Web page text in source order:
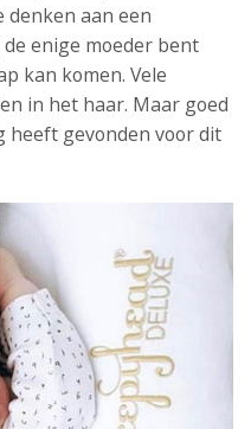
aan een
enige moeder bent
kan komen. Vele
in het haar. Maar goed
heeft gevonden voor dit